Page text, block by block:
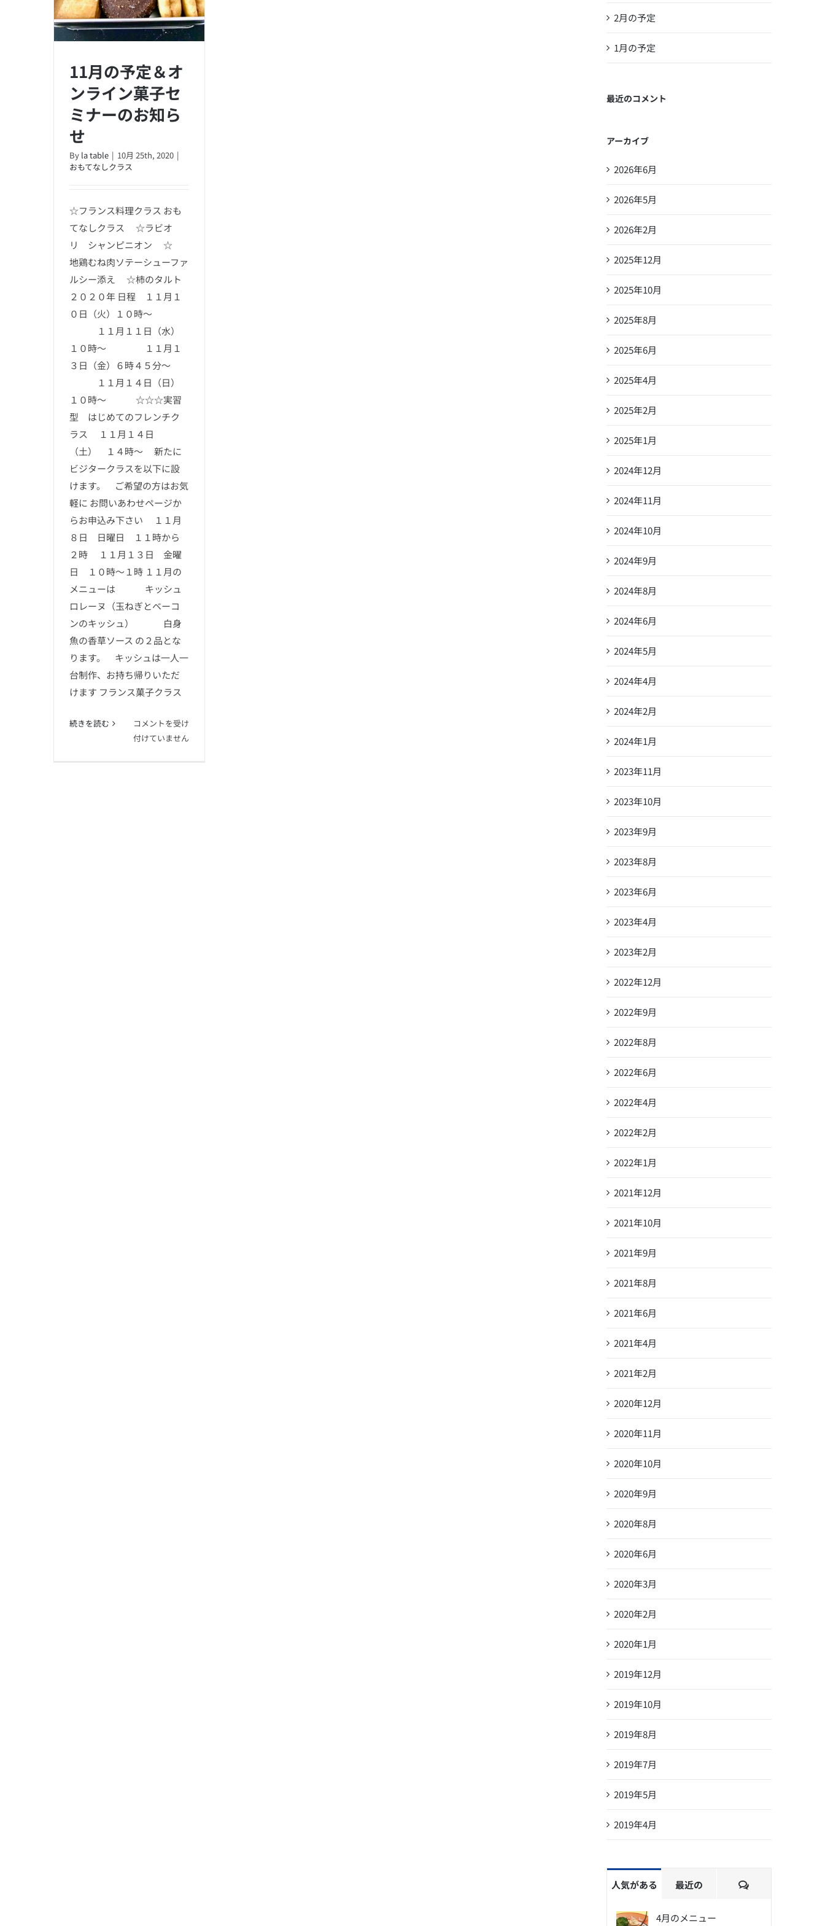
11月の予定＆オンライン菓子
セミナーのお知らせ
11月の予定＆オ
ンライン菓子セ
ミナーのお知ら
せ
By la table | 10月 25th, 2020 |
おもてなしクラス
☆フランス料理クラス おも
てなしクラス ☆ラビオ
リ シャンピニオン ☆
地鶏むね肉ソテーシューファ
ルシー添え ☆柿のタルト
２０２０年 日程 １１月１
０日（火）１０時～
１１月１１日（水）
１０時～ １１月１
３日（金）６時４５分～
１１月１４日（日）
１０時～ ☆☆☆実習
型 はじめてのフレンチク
ラス １１月１４日
（土） １４時～ 新たに
ビジタークラスを以下に設
けます。 ご希望の方はお気
軽に お問いあわせページか
らお申込み下さい １１月
８日 日曜日 １１時から
２時 １１月１３日 金曜
日 １０時～１時 １１月の
メニューは キッシュ
ロレーヌ（玉ねぎとベーコ
ンのキッシュ） 白身
魚の香草ソース の２品とな
ります。 キッシュは一人一
台制作、お持ち帰りいただ
けます フランス菓子クラス
続きを読む
11
月
コメントを受け
付けていません
2月の予定
1月の予定
最近のコメント
アーカイブ
2026年6月
2026年5月
2026年2月
2025年12月
2025年10月
2025年8月
2025年6月
2025年4月
2025年2月
2025年1月
2024年12月
2024年11月
2024年10月
2024年9月
2024年8月
2024年6月
2024年5月
2024年4月
2024年2月
2024年1月
2023年11月
2023年10月
2023年9月
2023年8月
2023年6月
2023年4月
2023年2月
2022年12月
2022年9月
2022年8月
2022年6月
2022年4月
2022年2月
2022年1月
2021年12月
2021年10月
2021年9月
2021年8月
2021年6月
2021年4月
2021年2月
2020年12月
2020年11月
2020年10月
2020年9月
2020年8月
2020年6月
2020年3月
2020年2月
2020年1月
2019年12月
2019年10月
2019年8月
2019年7月
2019年5月
2019年4月
人気がある 最近の
コ
4月のメニュー